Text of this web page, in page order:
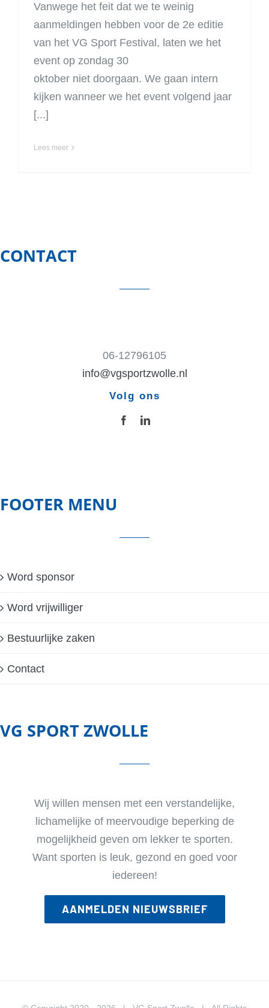
Vanwege het feit dat we te weinig
aanmeldingen hebben voor de 2e editie
van het VG Sport Festival, laten we het
event op zondag 30
oktober niet doorgaan. We gaan intern
kijken wanneer we het event volgend jaar
[...]
Lees meer
CONTACT
06-12796105
info@vgsportzwolle.nl
Volg ons
FOOTER MENU
Word sponsor
Word vrijwilliger
Bestuurlijke zaken
Contact
VG SPORT ZWOLLE
Wij willen mensen met een verstandelijke,
lichamelijke of meervoudige beperking de
mogelijkheid geven om lekker te sporten.
Want sporten is leuk, gezond en goed voor
iedereen!
AANMELDEN NIEUWSBRIEF